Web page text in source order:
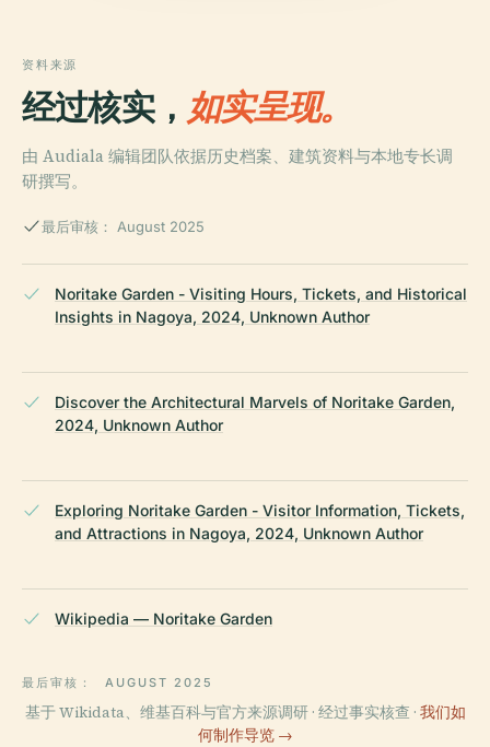
资料来源
经过核实， 如实呈现。
由 Audiala 编辑团队依据历史档案、建筑资料与本地专长调
研撰写。
最后审核： August 2025
Noritake Garden - Visiting Hours, Tickets, and Historical
Insights in Nagoya, 2024, Unknown Author
Discover the Architectural Marvels of Noritake Garden,
2024, Unknown Author
Exploring Noritake Garden - Visitor Information, Tickets,
and Attractions in Nagoya, 2024, Unknown Author
Wikipedia — Noritake Garden
最后审核： AUGUST 2025
基于 Wikidata、维基百科与官方来源调研 · 经过事实核查 · 我们如
何制作导览 →